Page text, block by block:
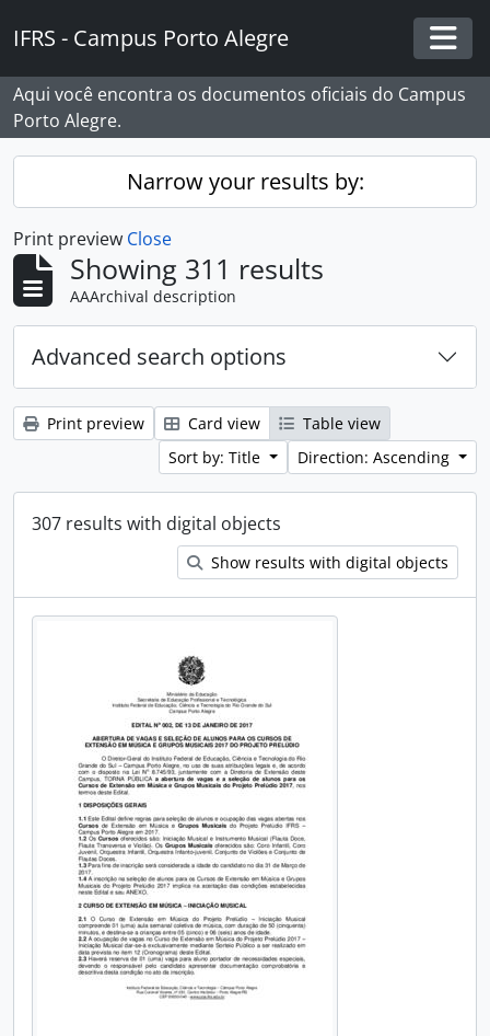
IFRS - Campus Porto Alegre
Aqui você encontra os documentos oficiais do Campus
Porto Alegre.
Narrow your results by:
Print preview Close
Showing 311 results
AAArchival description
Advanced search options
Print preview Card view
Table view
Sort by: Title
Direction: Ascending
307 results with digital objects
Show results with digital objects